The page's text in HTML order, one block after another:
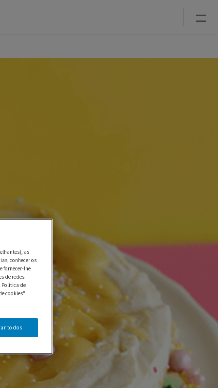
as
conhecer os
fornecer-lhe
de redes
Política de
cookies"
todos